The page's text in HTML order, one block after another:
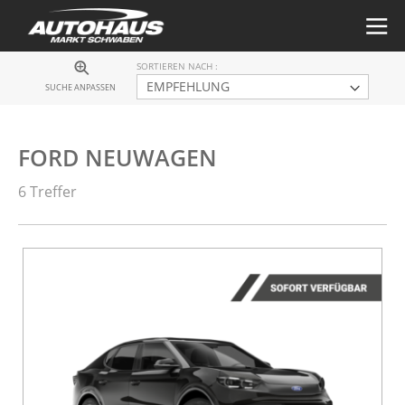
SUCHE ANPASSEN
SORTIEREN NACH
FORD NEUWAGEN
6 Treffer